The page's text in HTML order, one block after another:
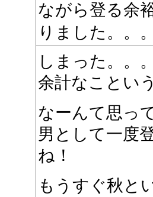
ながら登る余
りました。。。
しまった。。。
余計なことい
なーんて思っ
男として一度
ね！
もうすぐ秋と